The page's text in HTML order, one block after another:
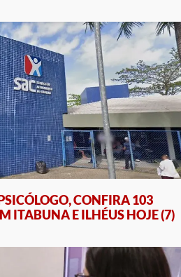
CONFIRA 103
ITABUNA E ILHÉUS HOJE (7)